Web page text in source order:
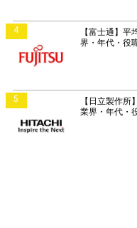
4
【富士通】
界・年代・役
5
【日立製作所
業界・年代・